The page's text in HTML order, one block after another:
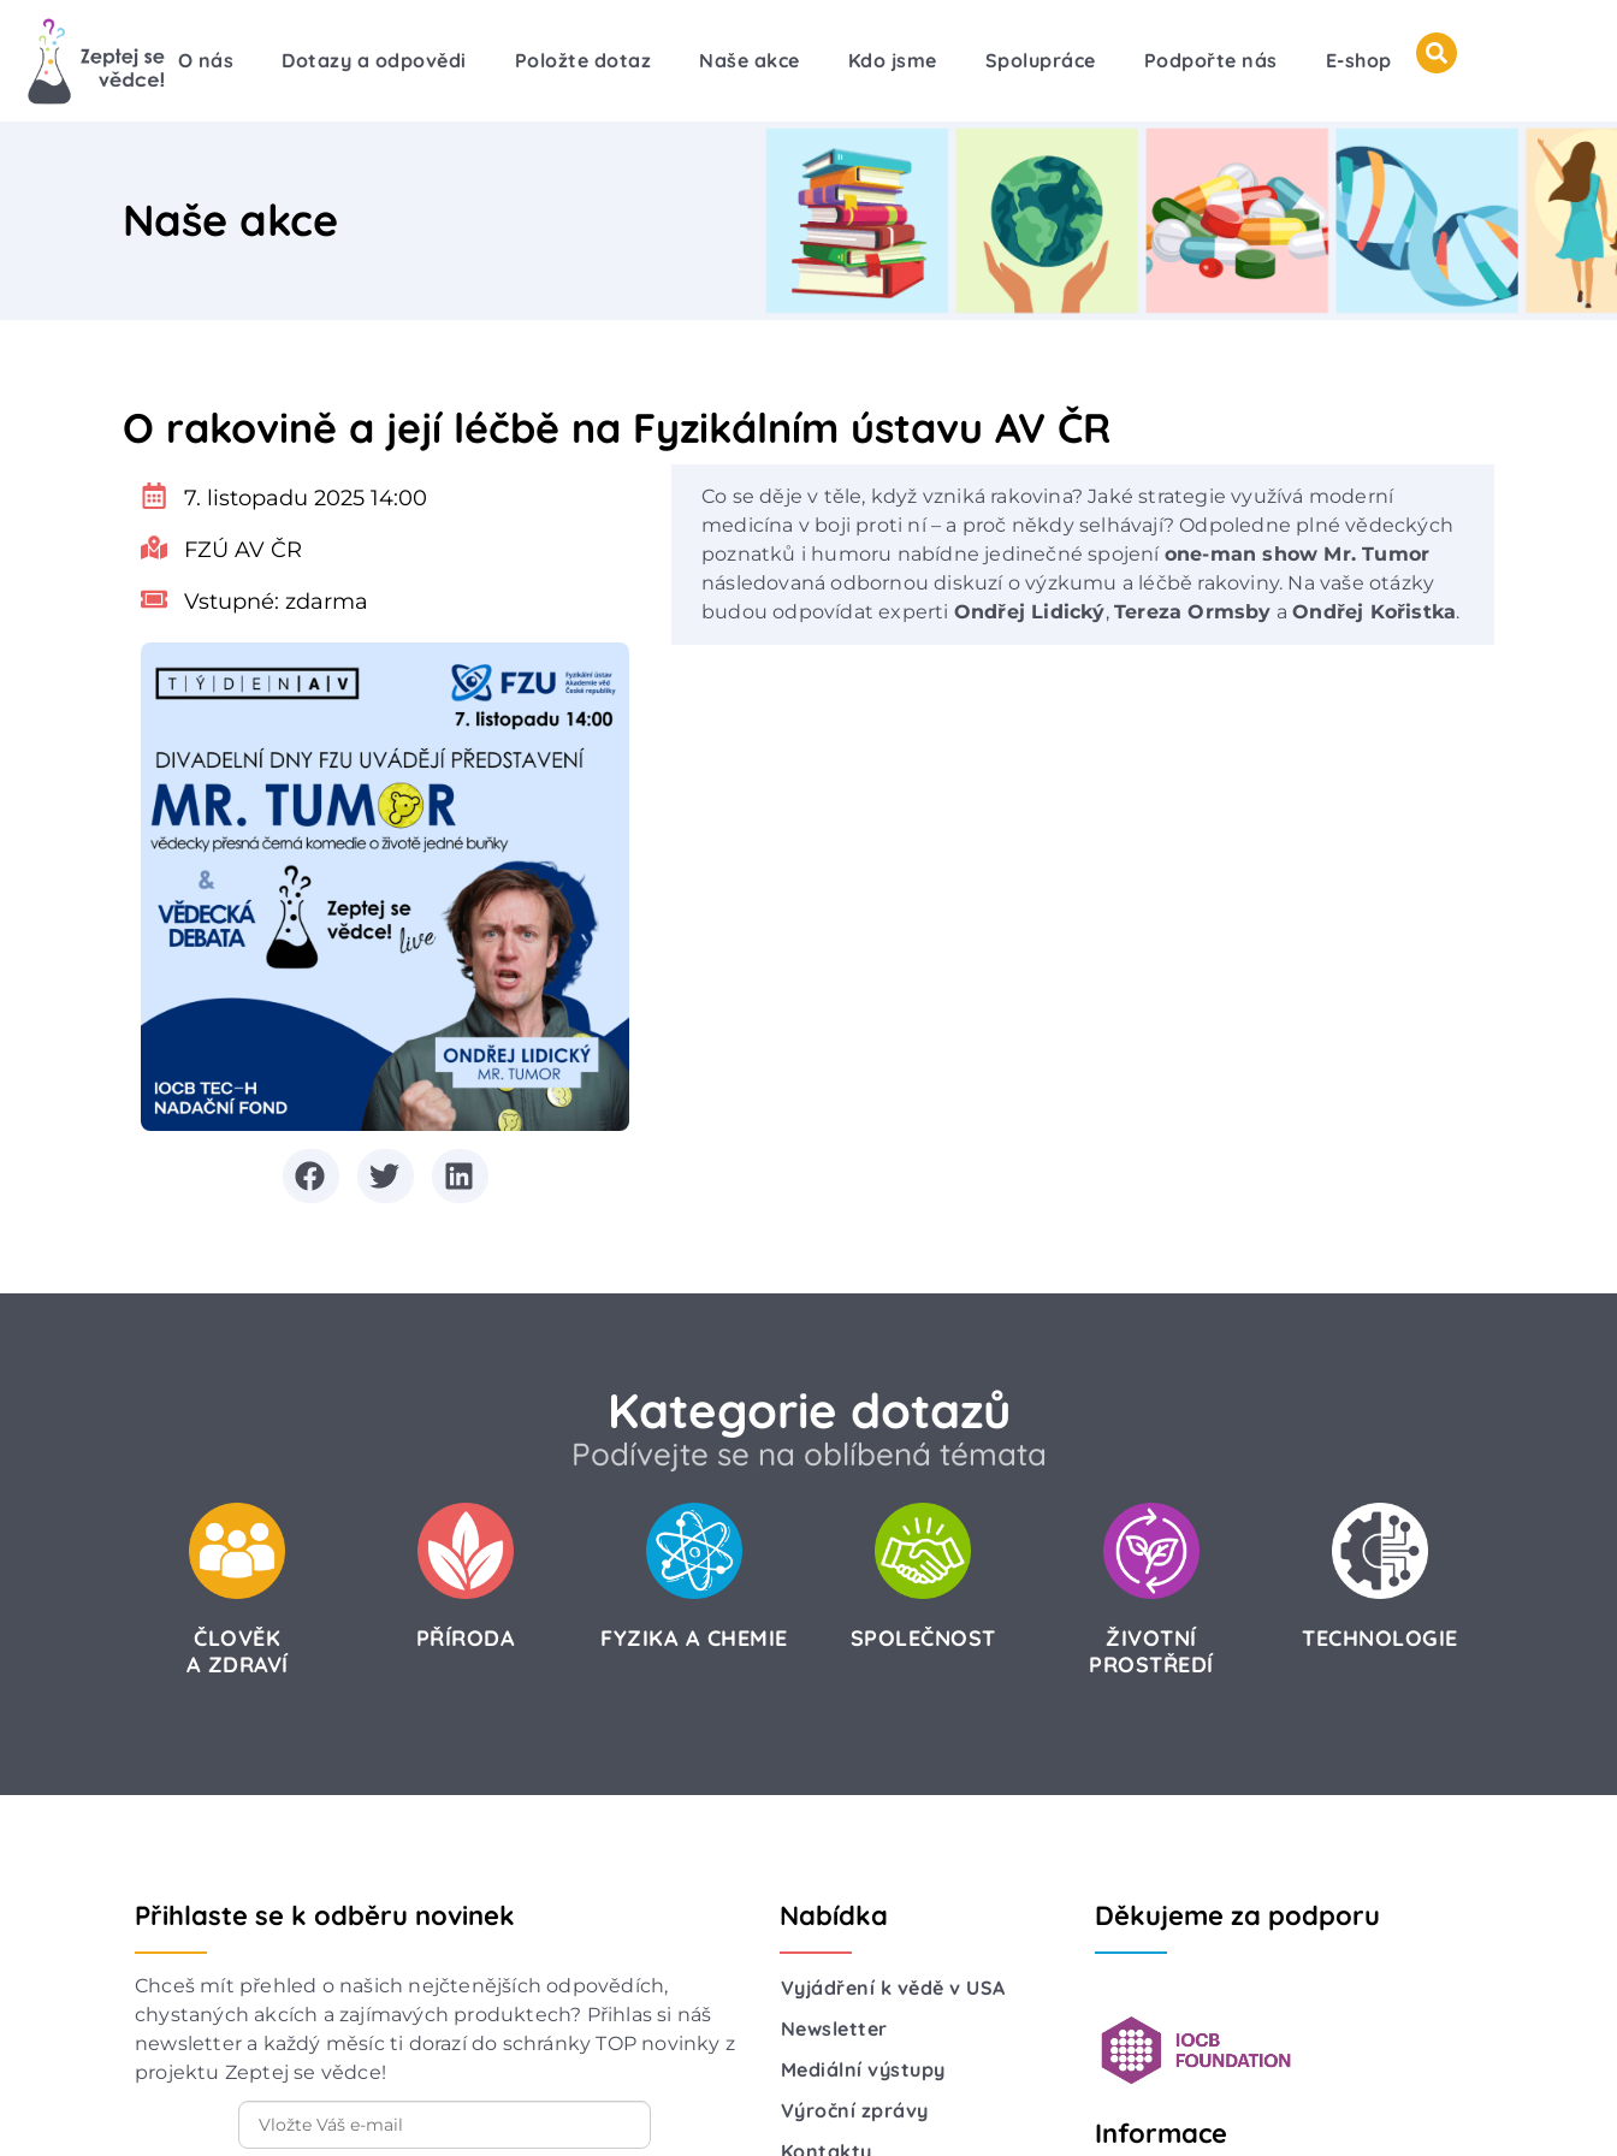
O nás Dotazy a odpovědi Položte dotaz Naše akce Kdo jsme Spolupráce Podpořte nás E-shop
Naše akce
O rakovině a její léčbě na Fyzikálním ústavu AV ČR
7. listopadu 2025 14:00
FZÚ AV ČR
Vstupné: zdarma
Co se děje v těle, když vzniká rakovina? Jaké strategie využívá moderní
medicína v boji proti ní – a proč někdy selhávají? Odpoledne plné vědeckých
poznatků i humoru nabídne jedinečné spojení one-man show Mr. Tumor
následovaná odbornou diskuzí o výzkumu a léčbě rakoviny. Na vaše otázky
budou odpovídat experti Ondřej Lidický,Tereza Ormsby aOndřej Kořistka.
Kategorie dotazů
Podívejte se na oblíbená témata
ČLOVĚK
A ZDRAVÍ
PŘÍRODA FYZIKA A CHEMIE SPOLEČNOST
ŽIVOTNÍ
PROSTŘEDÍ
TECHNOLOGIE
Přihlaste se k odběru novinek
Chceš mít přehled o našich nejčtenějších odpovědích,
chystaných akcích a zajímavých produktech? Přihlas si náš
newsletter a každý měsíc ti dorazí do schránky TOP novinky z
projektu Zeptej se vědce!
Nabídka
Vyjádření k vědě v USA
Newsletter
Mediální výstupy
Výroční zprávy
Kontakty
Děkujeme za podporu
Informace